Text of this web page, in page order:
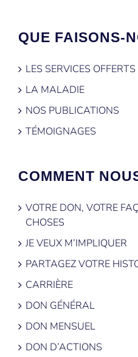
QUE FAISONS-
LES SERVICES OFFERTS
LA MALADIE
NOS PUBLICATIONS
TÉMOIGNAGES
COMMENT
VOTRE DON, VOTRE
CHOSES
JE VEUX M’IMPLIQUER
PARTAGEZ VOTRE
CARRIÈRE
DON GÉNÉRAL
DON MENSUEL
DON D’ACTIONS